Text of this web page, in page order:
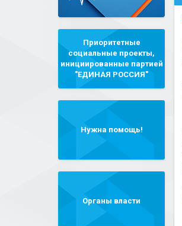
Приоритетные
социальные проекты,
инициированные партией
"ЕДИНАЯ РОССИЯ"
Нужна помощь!
Органы власти